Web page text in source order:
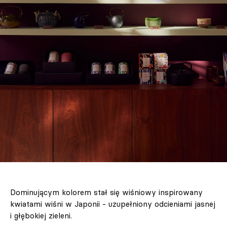
Dominującym kolorem stał się wiśniowy inspirowany
kwiatami wiśni w Japonii - uzupełniony odcieniami jasnej
i głębokiej zieleni.